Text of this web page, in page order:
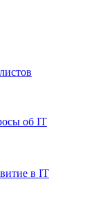
об IT
в IT